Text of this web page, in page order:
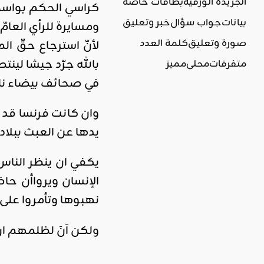
كراسي الحكم
ومسايرة للرأي
لأنّ استرجاع حقّ
بالله جرّد جيشا
في صحائف بيضاء
وان كانت فرنسا
يدها عن العبث
يكفي ان ينظر
الإنسان ويرواأن
نهبوها وتأمروا
ولكن آنَ لظلمهم
بياناتجواب سؤالخبر وتعليق
صورة وتعليقكلمة العدد
متفرقاتمحليمميز